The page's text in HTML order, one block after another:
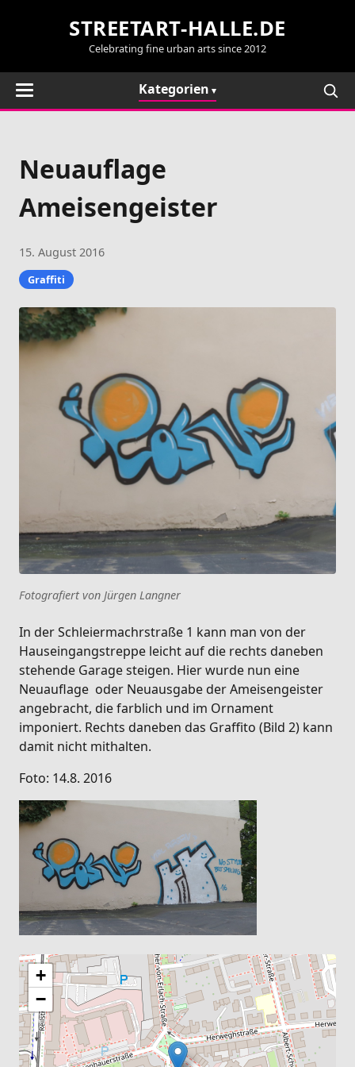
STREETART-HALLE.DE
Celebrating fine urban arts since 2012
Kategorien
Neuauflage
Ameisengeister
15. August 2016
Graffiti
Fotografiert von Jürgen Langner
In der Schleiermachrstraße 1 kann man von der
Hauseingangstreppe leicht auf die rechts daneben
stehende Garage steigen. Hier wurde nun eine
Neuauflage oder Neuausgabe der Ameisengeister
angebracht, die farblich und im Ornament
imponiert. Rechts daneben das Graffito (Bild 2) kann
damit nicht mithalten.
Foto: 14.8. 2016
+
−